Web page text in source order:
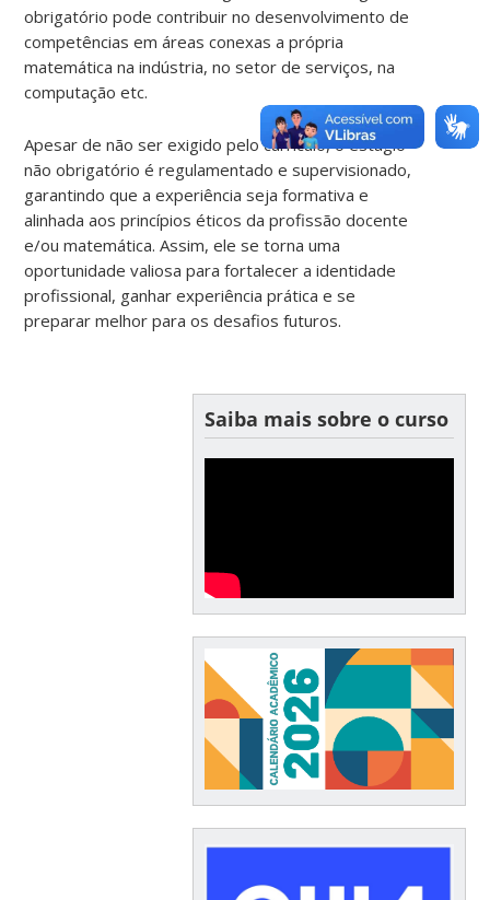
obrigatório pode contribuir no desenvolvimento de
competências em áreas conexas a própria
matemática na indústria, no setor de serviços, na
computação etc.
Apesar de não ser exigido pelo currículo, o estágio
não obrigatório é regulamentado e supervisionado,
garantindo que a experiência seja formativa e
alinhada aos princípios éticos da profissão docente
e/ou matemática. Assim, ele se torna uma
oportunidade valiosa para fortalecer a identidade
profissional, ganhar experiência prática e se
preparar melhor para os desafios futuros.
Saiba mais sobre o curso